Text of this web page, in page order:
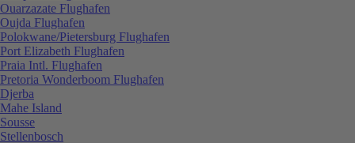
Ouarzazate Flughafen
Oujda Flughafen
Polokwane/Pietersburg Flughafen
Port Elizabeth Flughafen
Praia Intl. Flughafen
Pretoria Wonderboom Flughafen
Djerba
Mahe Island
Sousse
Stellenbosch